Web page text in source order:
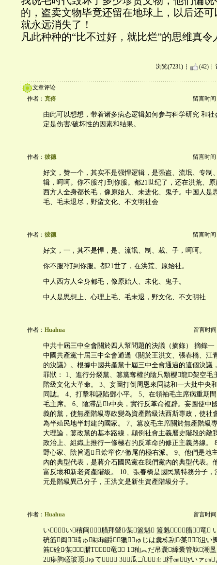
的，盗卖文物毕竟还留在地球上，以后还
就永远消失了！
凡此种种的“比不过好，就比烂”的思维真令
浏览(7231) (42)
文章评论
作者： 克佟 留言时间
由此可以想想，带着诸多病态逻辑如何参与科学研究 和
定是伤害/破坏性的因素和结果。
作者： 彼德 留言时间
好文，赞一个，其实不是强悍逻辑，是强盗、流氓、专制
辑，呵呵。你不服?打到你服。都21世纪了，还在洪荒、
西方人全身都长毛，像原始人、未进化、鬼子。中国人是
毛、毛未退尽，野蛮文化、不文明社会
作者： 彼德 留言时间
好文，一，其不是悍，是、流氓、制、裁、子，呵呵。
你不服?打到你服。都21世了，在洪荒、原始社。
中人西方人全身都毛，像原始人、未化、鬼子。
中人是思想上、心理上毛、毛未退，野文化、不文明社
作者： Huahua 留言时间
中共十屆三中全會關於四人幫問題的決議（摘錄） 摘錄一
中國共產黨十屆三中全會通過《關於王洪文、張春橋、江
的決議》。根據中國共產黨十屆三中全會通過的這個決議
罪狀： 1、進行分裂黨、篡黨奪權的陰只顒樱龍D架空毛
階級文化大革命。 3、妄圖打倒周恩來同誌和一大批中央
同誌。 4、打擊和誣陷鄧小平。 5、在領袖毛主席病重期
毛主席。 6、陰滞品h中央，實行反革命複辟。妄圖使中
義的黨，使無產階級專政變為資產階級法西斯專政，使社
為半殖民地半封建的國家。 7、篡改毛主席關於無產階級
大理論，篡改黨的基本路線，顛倒社會主義曆史階段的敵
政治上、組織上推行一條極右的反革命的修正主義路線。
野心家、陰旨遥且烩窂仡^徹尾的極右派。 9、他們是地
內的典型代表，是蔣介石國民黨在我們黨內的典型代表。
富反壞和新老資產階級。 10、張春橋是國民黨特務分子
元是階級異己分子，王洪文是新生資產階級分子。
作者： Huahua 留言时间
いい穦闽腊拜肈∕某篕魁 篕魁腊竜
硄筁闽瑇ゅ眎琄爵獵ゅじは囊栋刮∕某沮い
筁硂∕某腊Τ竜 1秈︽だ吊囊縴囊管舦潮
2瘆胊礚玻顶ゅて㏑ 3瓜ゴ㏄ㄓ粁㎝уいァ㎝